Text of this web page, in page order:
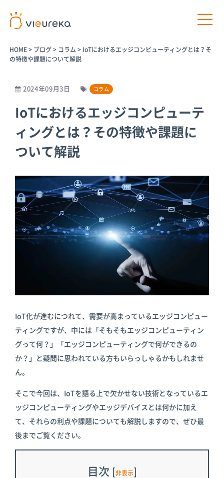
プラットフ
ォームサー
ビス
Vieureka
Vieurekaカ
メラ
SDK
スターターキ
ット
パートナー
覧
パートナー商
品
AIカメラ活用
のご相談
パートナー
商品
病院
工場
オフィス
商業施設
倉庫
AIカメラ活
HOME> ブログ> コラム > IoTにおけるエッジコンピューティングとは？そ
の特徴や課題について解説
2024年09月3日 コラム
IoTにおけるエッジコンピューテ
ィングとは？その特徴や課題に
ついて解説
IoT化が進むにつれて、需要が高まっているエッジコンピュー
ティングですが、中には「そもそもエッジコンピューティン
グって何？」「エッジコンピューティングで何ができるの
か？」と疑問に思われている方もいらっしゃるかもしれませ
ん。
そこで今回は、IoTを語る上で欠かせない技術となっているエ
ッジコンピューティングやエッジデバイスとは何かに加え
て、それらの利点や課題についても解説しますので、ぜひ最
後までご覧ください。
目次 [非表示]